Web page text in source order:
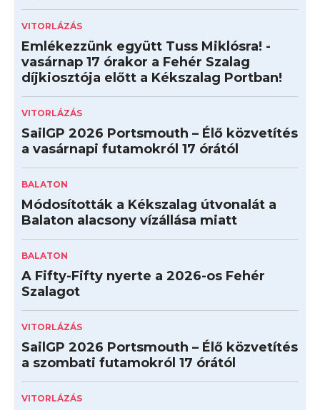
VITORLÁZÁS
Emlékezzünk együtt Tuss Miklósra! -
vasárnap 17 órakor a Fehér Szalag
díjkiosztója előtt a Kékszalag Portban!
VITORLÁZÁS
SailGP 2026 Portsmouth – Élő közvetítés
a vasárnapi futamokról 17 órától
BALATON
Módosították a Kékszalag útvonalát a
Balaton alacsony vízállása miatt
BALATON
A Fifty-Fifty nyerte a 2026-os Fehér
Szalagot
VITORLÁZÁS
SailGP 2026 Portsmouth – Élő közvetítés
a szombati futamokról 17 órától
VITORLÁZÁS